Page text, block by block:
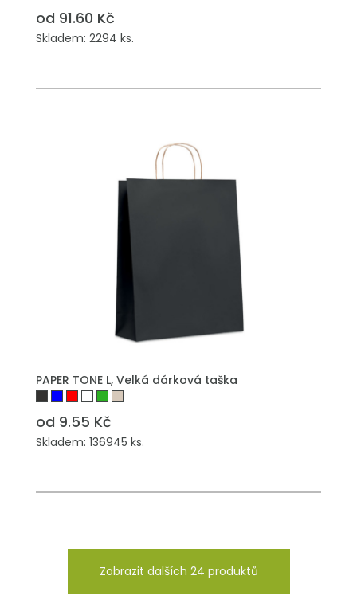
od 91.60 Kč
Skladem: 2294 ks.
PAPER TONE L, Velká dárková taška
od 9.55 Kč
Skladem: 136945 ks.
Zobrazit dalších 24 produktů